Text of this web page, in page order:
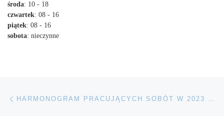
środa: 10 - 18
czwartek: 08 - 16
piątek: 08 - 16
sobota: nieczynne
HARMONOGRAM PRACUJĄCYCH SOBÓT W 2023 ROKU